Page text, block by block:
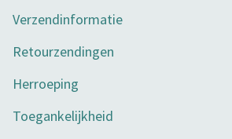
Verzendinformatie
Retourzendingen
Herroeping
Toegankelijkheid